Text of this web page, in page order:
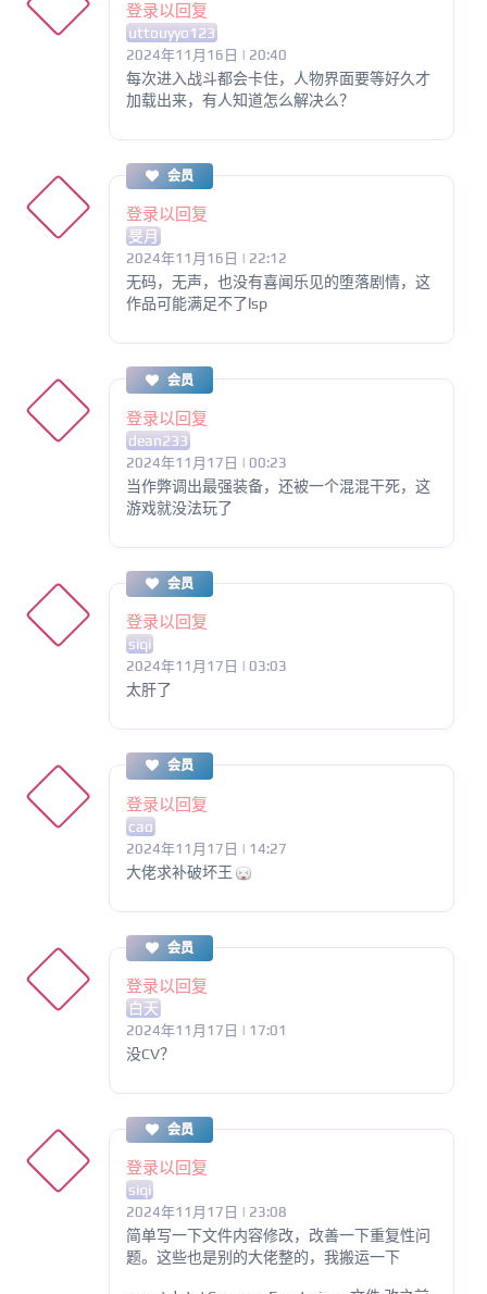
登录以回复
uttouyyo123
2024年11月16日 | 20:40
每次进入战斗都会卡住，人物界面要等好久才
加载出来，有人知道怎么解决么？
会员
登录以回复
旻月
2024年11月16日 | 22:12
无码，无声，也没有喜闻乐见的堕落剧情，这
作品可能满足不了lsp
会员
登录以回复
dean233
2024年11月17日 | 00:23
当作弊调出最强装备，还被一个混混干死，这
游戏就没法玩了
会员
登录以回复
siqi
2024年11月17日 | 03:03
太肝了
会员
登录以回复
cao
2024年11月17日 | 14:27
大佬求补破坏王
会员
登录以回复
白天
2024年11月17日 | 17:01
没CV？
会员
登录以回复
siqi
2024年11月17日 | 23:08
简单写一下文件内容修改，改善一下重复性问
题。这些也是别的大佬整的，我搬运一下